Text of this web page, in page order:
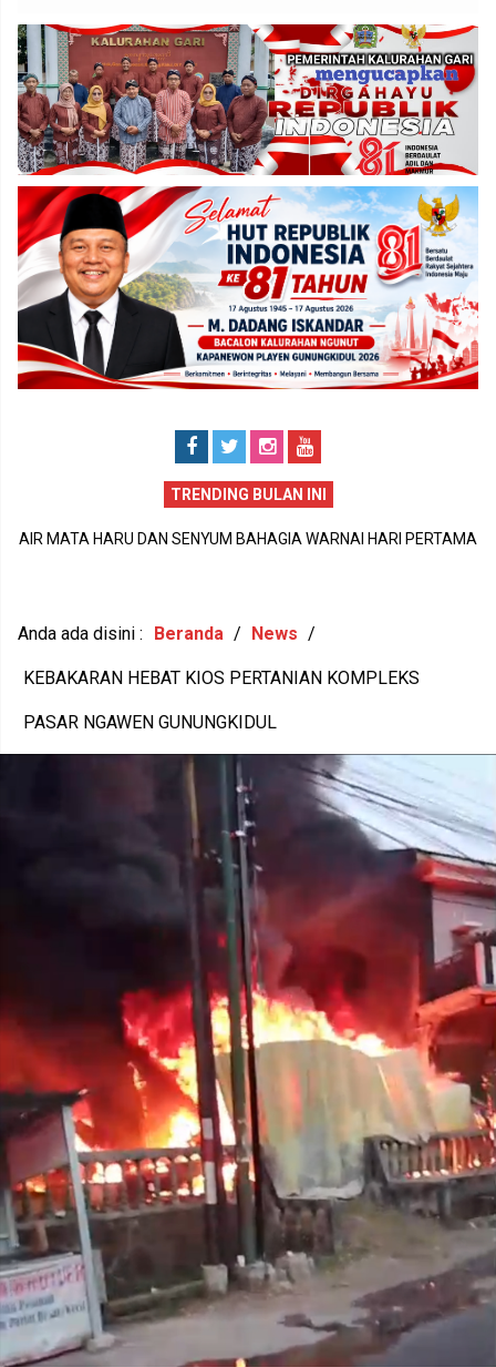
TRENDING BULAN INI
AIR MATA HARU DAN SENYUM BAHAGIA WARNAI HARI PERTAMA
Anda ada disini : Beranda / News /
KEBAKARAN HEBAT KIOS PERTANIAN KOMPLEKS
PASAR NGAWEN GUNUNGKIDUL